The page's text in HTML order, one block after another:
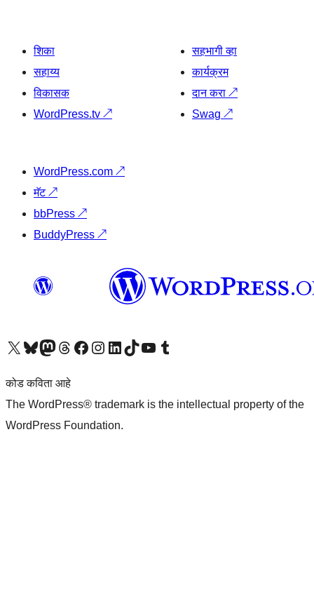
शिका
सहाय्य
विकासक
WordPress.tv ↗
सहभागी व्हा
कार्यक्रम
दान करा ↗
Swag ↗
WordPress.com ↗
मॅट↗
bbPress ↗
BuddyPress ↗
आमच्या X (एक्स) (पूर्वीचे ट्विटर) खात्याला भेट द्या आमच्या ब्लूस्की खात्याला भेट द्या.आमच्या Mastodon खात्याला भेट द्या.आमच्या थ्रेड्स खात्याला भेट द्या. आमच्या फेसबुक पेजला भेट द्या आमच्या इंस्टाग्राम खात्याला भेट द्या आमच्या लिंक्डइन खात्याला भेट द्या आमच्या टिकटॉक अकाउंटला भेट द्या.आमच्या यूट्यूब चॅनेलला भेट द्या आमच्या टंबलर खात्याला भेट द्या.
कोड कविता आहे
The WordPress® trademark is the intellectual property of the
WordPress Foundation.